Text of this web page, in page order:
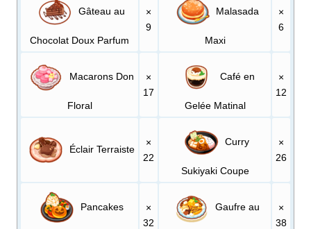
Gâteau au
Chocolat Doux Parfum
×
9
Malasada
Maxi
×
6
Macarons Don
Floral
×
17
Café en
Gelée Matinal
×
12
Éclair Terraiste
×
22
Curry
Sukiyaki Coupe
×
26
Pancakes
×
32
Gaufre au
×
38